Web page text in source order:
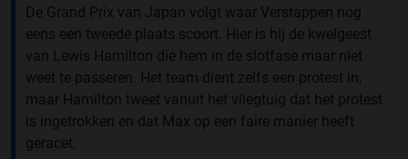
De Grand Prix van Japan volgt waar Verstappen nog
eens een tweede plaats scoort. Hier is hij de kwelgeest
van Lewis Hamilton die hem in de slotfase maar niet
weet te passeren. Het team dient zelfs een protest in,
maar Hamilton tweet vanuit het vliegtuig dat het protest
is ingetrokken en dat Max op een faire manier heeft
geracet.